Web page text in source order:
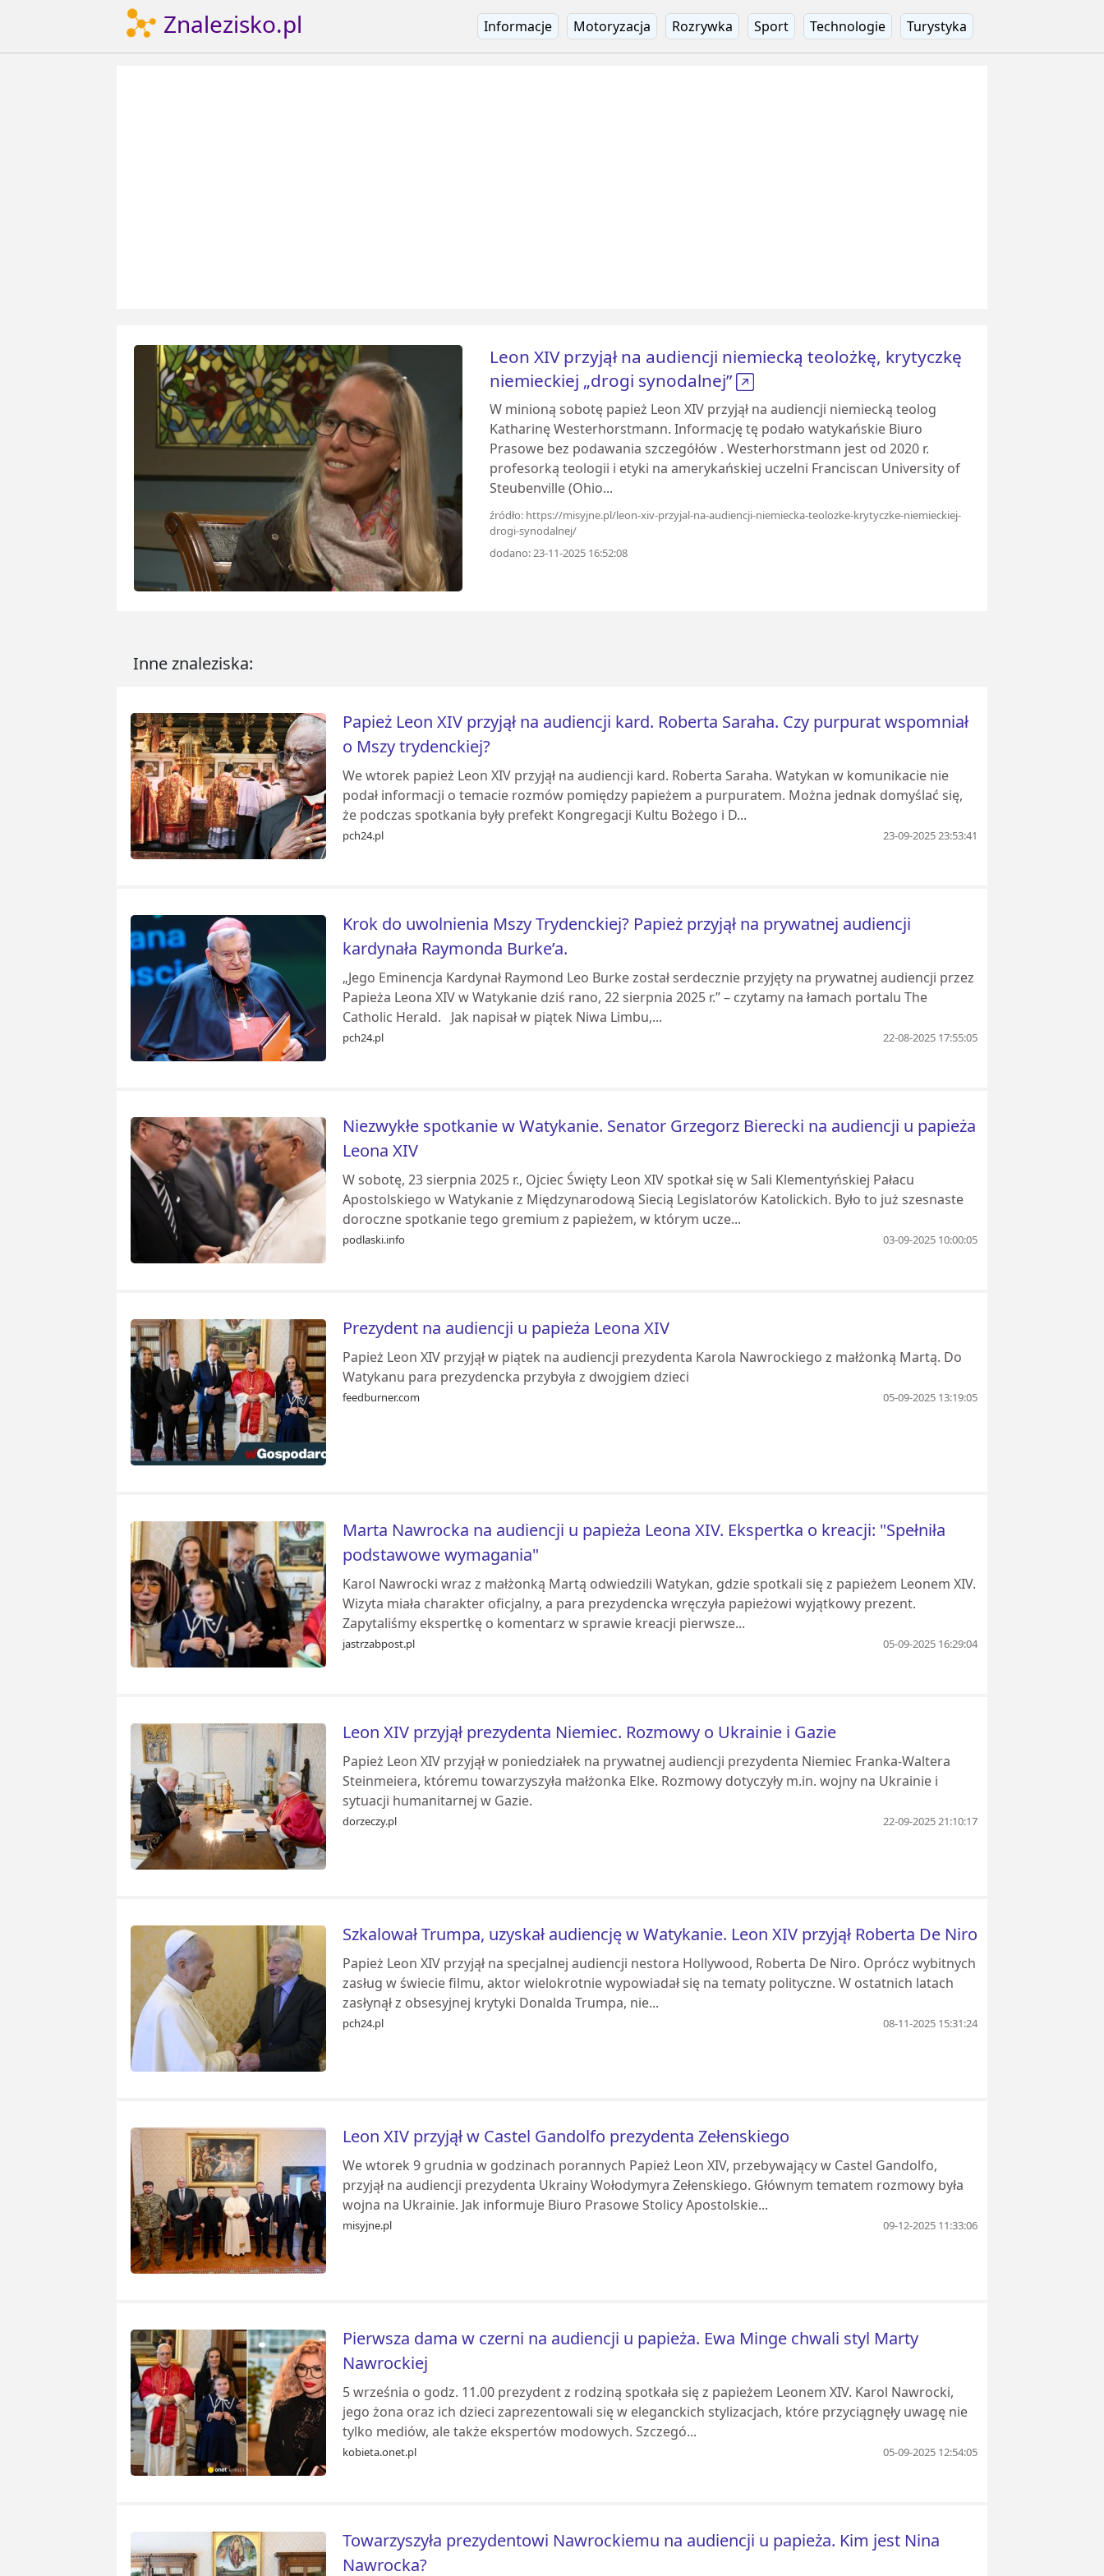
Znalezisko.pl Informacje Motoryzacja Rozrywka Sport Technologie Turystyka
Leon XIV przyjął na audiencji niemiecką teolożkę, krytyczkę
niemieckiej „drogi synodalnej”
W minioną sobotę papież Leon XIV przyjął na audiencji niemiecką teolog
Katharinę Westerhorstmann. Informację tę podało watykańskie Biuro
Prasowe bez podawania szczegółów . Westerhorstmann jest od 2020 r.
profesorką teologii i etyki na amerykańskiej uczelni Franciscan University of
Steubenville (Ohio...
źródło: https://misyjne.pl/leon-xiv-przyjal-na-audiencji-niemiecka-teolozke-krytyczke-niemieckiej-
drogi-synodalnej/
dodano: 23-11-2025 16:52:08
Inne znaleziska:
Papież Leon XIV przyjął na audiencji kard. Roberta Saraha. Czy purpurat wspomniał
o Mszy trydenckiej?
We wtorek papież Leon XIV przyjął na audiencji kard. Roberta Saraha. Watykan w komunikacie nie
podał informacji o temacie rozmów pomiędzy papieżem a purpuratem. Można jednak domyślać się,
że podczas spotkania były prefekt Kongregacji Kultu Bożego i D...
pch24.pl 23-09-2025 23:53:41
Krok do uwolnienia Mszy Trydenckiej? Papież przyjął na prywatnej audiencji
kardynała Raymonda Burke’a.
„Jego Eminencja Kardynał Raymond Leo Burke został serdecznie przyjęty na prywatnej audiencji przez
Papieża Leona XIV w Watykanie dziś rano, 22 sierpnia 2025 r.” – czytamy na łamach portalu The
Catholic Herald. Jak napisał w piątek Niwa Limbu,...
pch24.pl 22-08-2025 17:55:05
Niezwykłe spotkanie w Watykanie. Senator Grzegorz Bierecki na audiencji u papieża
Leona XIV
W sobotę, 23 sierpnia 2025 r., Ojciec Święty Leon XIV spotkał się w Sali Klementyńskiej Pałacu
Apostolskiego w Watykanie z Międzynarodową Siecią Legislatorów Katolickich. Było to już szesnaste
doroczne spotkanie tego gremium z papieżem, w którym ucze...
podlaski.info 03-09-2025 10:00:05
Prezydent na audiencji u papieża Leona XIV
Papież Leon XIV przyjął w piątek na audiencji prezydenta Karola Nawrockiego z małżonką Martą. Do
Watykanu para prezydencka przybyła z dwojgiem dzieci
feedburner.com 05-09-2025 13:19:05
Marta Nawrocka na audiencji u papieża Leona XIV. Ekspertka o kreacji: "Spełniła
podstawowe wymagania"
Karol Nawrocki wraz z małżonką Martą odwiedzili Watykan, gdzie spotkali się z papieżem Leonem XIV.
Wizyta miała charakter oficjalny, a para prezydencka wręczyła papieżowi wyjątkowy prezent.
Zapytaliśmy ekspertkę o komentarz w sprawie kreacji pierwsze...
jastrzabpost.pl 05-09-2025 16:29:04
Leon XIV przyjął prezydenta Niemiec. Rozmowy o Ukrainie i Gazie
Papież Leon XIV przyjął w poniedziałek na prywatnej audiencji prezydenta Niemiec Franka-Waltera
Steinmeiera, któremu towarzyszyła małżonka Elke. Rozmowy dotyczyły m.in. wojny na Ukrainie i
sytuacji humanitarnej w Gazie.
dorzeczy.pl 22-09-2025 21:10:17
Szkalował Trumpa, uzyskał audiencję w Watykanie. Leon XIV przyjął Roberta De Niro
Papież Leon XIV przyjął na specjalnej audiencji nestora Hollywood, Roberta De Niro. Oprócz wybitnych
zasług w świecie filmu, aktor wielokrotnie wypowiadał się na tematy polityczne. W ostatnich latach
zasłynął z obsesyjnej krytyki Donalda Trumpa, nie...
pch24.pl 08-11-2025 15:31:24
Leon XIV przyjął w Castel Gandolfo prezydenta Zełenskiego
We wtorek 9 grudnia w godzinach porannych Papież Leon XIV, przebywający w Castel Gandolfo,
przyjął na audiencji prezydenta Ukrainy Wołodymyra Zełenskiego. Głównym tematem rozmowy była
wojna na Ukrainie. Jak informuje Biuro Prasowe Stolicy Apostolskie...
misyjne.pl 09-12-2025 11:33:06
Pierwsza dama w czerni na audiencji u papieża. Ewa Minge chwali styl Marty
Nawrockiej
5 września o godz. 11.00 prezydent z rodziną spotkała się z papieżem Leonem XIV. Karol Nawrocki,
jego żona oraz ich dzieci zaprezentowali się w eleganckich stylizacjach, które przyciągnęły uwagę nie
tylko mediów, ale także ekspertów modowych. Szczegó...
kobieta.onet.pl 05-09-2025 12:54:05
Towarzyszyła prezydentowi Nawrockiemu na audiencji u papieża. Kim jest Nina
Nawrocka?